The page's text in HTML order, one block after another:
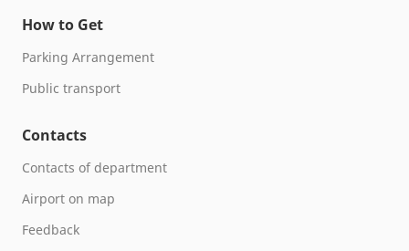
How to Get
Parking Arrangement
Public transport
Contacts
Contacts of department
Airport on map
Feedback